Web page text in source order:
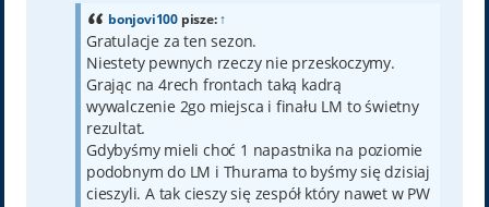
bonjovi100pisze:↑
Gratulacje za ten sezon.
Niestety pewnych rzeczy nie przeskoczymy.
Grając na 4rech frontach taką kadrą
wywalczenie 2go miejsca i finału LM to świetny
rezultat.
Gdybyśmy mieli choć 1 napastnika na poziomie
podobnym do LM i Thurama to byśmy się dzisiaj
cieszyli. A tak cieszy się zespół który nawet w PW